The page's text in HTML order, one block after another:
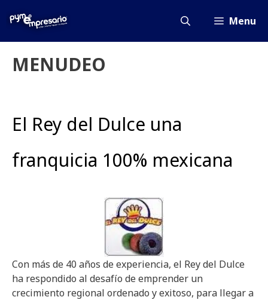
Menu
MENUDEO
El Rey del Dulce una
franquicia 100% mexicana
Con más de 40 años de experiencia, el Rey del Dulce
ha respondido al desafío de emprender un
crecimiento regional ordenado y exitoso, para llegar a